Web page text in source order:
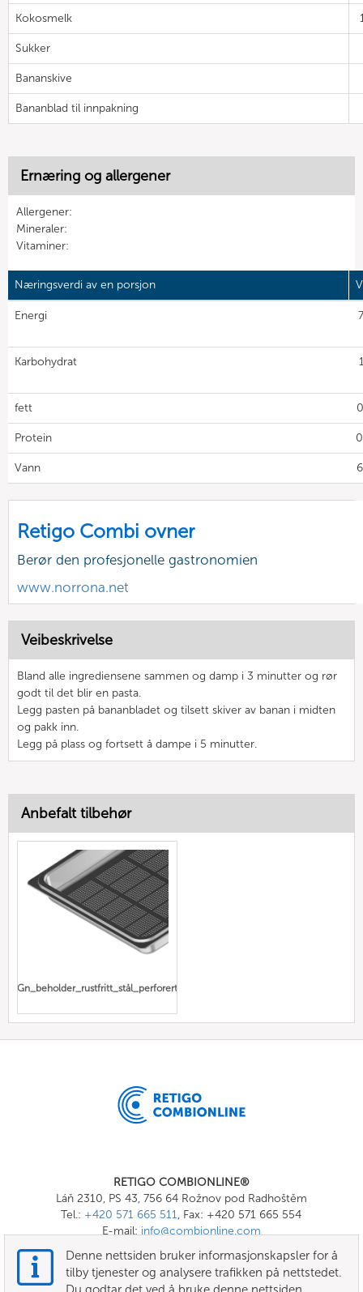
Kokosmelk
Sukker
Bananskive
Bananblad til innpakning
Ernæring og allergener
Allergener:
Mineraler:
Vitaminer:
Næringsverdi av en porsjon
Energi
Karbohydrat
fett
Protein
Vann
Retigo Combi ovner
Berør den profesjonelle gastronomien
www.norrona.net
Veibeskrivelse
Bland alle ingrediensene sammen og damp i 3 minutter og rør
godt til det blir en pasta.
Legg pasten på bananbladet og tilsett skiver av banan i midten
og pakk inn.
Legg på plass og fortsett å dampe i 5 minutter.
Anbefalt tilbehør
Gn_beholder_rustfritt_stål_perforert
RETIGO COMBIONLINE®
Láň 2310, PS 43, 756 64 Rožnov pod Radhoštěm
Tel.: +420 571 665 511, Fax: +420 571 665 554
E-mail: info@combionline.com
OnlineMenu
Denne nettsiden bruker informasjonskapsler for å
tilby tjenester og analysere trafikken på nettstedet.